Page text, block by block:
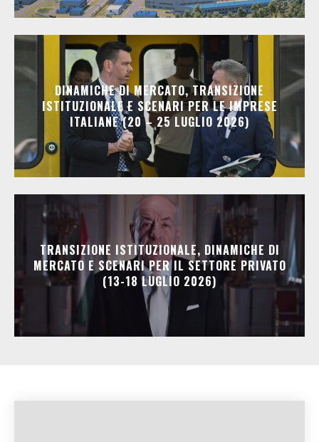
DINAMICHE DI MERCATO, TRANSIZIONE
ISTITUZIONALE E SCENARI PER LE IMPRESE
ITALIANE (20 – 25 LUGLIO 2026)
TRANSIZIONE ISTITUZIONALE, DINAMICHE DI
MERCATO E SCENARI PER IL SETTORE PRIVATO
(13-18 LUGLIO 2026)